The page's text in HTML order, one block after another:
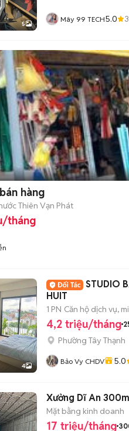
5 Mây 99 TECH5.0
hàng
Thiên Vạn Phát
tháng
4
STUDIO
HUIT
1 PN Căn hộ dịch vụ,
4,2 triệu/tháng
Phường Tây Thạnh
Bảo Vy CHDV 5.0
Xưởng Dĩ An
Mặt bằng kinh doanh
17 triệu/tháng